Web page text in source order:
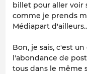
billet pour aller voir
comme je prends
Médiapart
Bon, je sais, c'est
l'abondance de
tous dans le même